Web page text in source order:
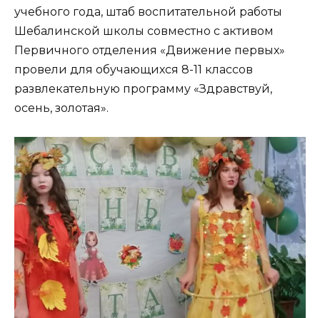
учебного года, штаб воспитательной работы
Шебалинской школы совместно с активом
Первичного отделения «Движение первых»
провели для обучающихся 8-11 классов
развлекательную программу «Здравствуй,
осень, золотая».